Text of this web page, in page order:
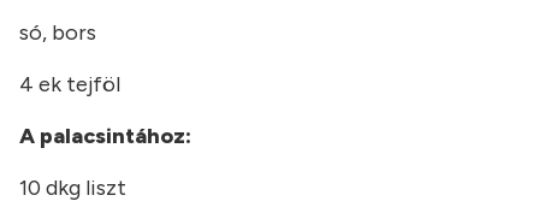
só, bors
4 ek tejföl
A palacsintához:
10 dkg liszt